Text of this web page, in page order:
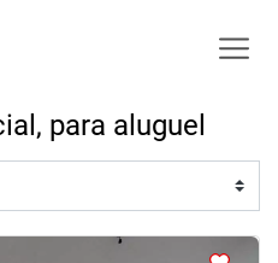
para aluguel